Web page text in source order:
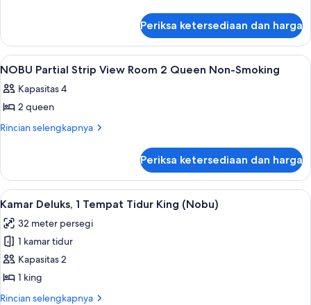
Non-
Smoking,
Mobility
Tub
Nobu
Deluxe
King,
Smoking,
Mobility
Periksa ketersediaan dan harga
Lihat
semua
foto
untuk
NOBU
View
Room
2
Queen
Non-
Smoking
Bantalan ekstra lembut, brankas,
4
NOBU Partial Strip View Room 2 Queen Non-Smoking
Kapasitas 4
2 queen
Rincian selengkapnya
Rincian
NOBU
Partial
Strip
Room
2
Queen
Non-
Smoking
Periksa ketersediaan dan harga
Lihat
semua
foto
untuk
Kamar
Deluks,
1
Bantalan ekstra lembut, brankas,
4
Kamar Deluks, 1 Tempat Tidur King (Nobu)
32 meter persegi
1 kamar tidur
Kapasitas 2
1 king
Rincian selengkapnya
Rincian